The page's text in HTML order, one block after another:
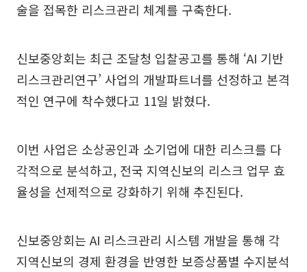
술을 접목한 리스크관리 체계를 구축한다.
신보중앙회는 최근 조달청 입찰공고를 통해 ‘AI 기반
리스크관리연구’ 사업의 개발파트너를 선정하고 본격
적인 연구에 착수했다고 11일 밝혔다.
이번 사업은 소상공인과 소기업에 대한 리스크를 다
각적으로 분석하고, 전국 지역신보의 리스크 업무 효
율성을 선제적으로 강화하기 위해 추진된다.
신보중앙회는 AI 리스크관리 시스템 개발을 통해 각
지역신보의 경제 환경을 반영한 보증상품별 수지분석